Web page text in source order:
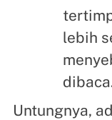
lebih
Untungnya,